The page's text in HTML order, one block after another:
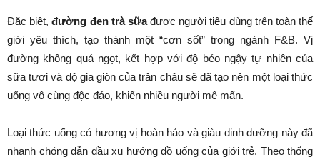
Đặc biệt,đường đen trà sữađược người tiêu dùng trên toàn thế
giới yêu thích, tạo thành một “cơn sốt” trong ngành F&B. Vị
đường không quá ngọt, kết hợp với độ béo ngậy tự nhiên của
sữa tươi và độ gia giòn của trân châu sẽ đã tạo nên một loại thức
uống vô cùng độc đáo, khiến nhiều người mê mẩn.
Loại thức uống có hương vị hoàn hảo và giàu dinh dưỡng này đã
nhanh chóng dẫn đầu xu hướng đồ uống của giới trẻ. Theo thống